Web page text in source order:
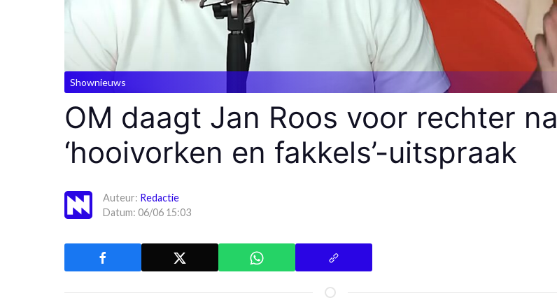
Shownieuws
OM daagt Jan Roos voor rechter na
‘hooivorken en fakkels’-uitspraak
Auteur: Redactie
Datum: 06/06 15:03